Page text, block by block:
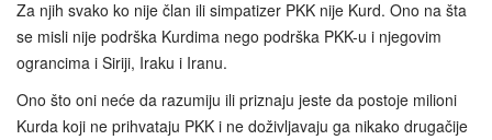
Za njih svako ko nije član ili simpatizer PKK nije Kurd. Ono na šta
se misli nije podrška Kurdima nego podrška PKK-u i njegovim
ograncima i Siriji, Iraku i Iranu.
Ono što oni neće da razumiju ili priznaju jeste da postoje milioni
Kurda koji ne prihvataju PKK i ne doživljavaju ga nikako drugačije